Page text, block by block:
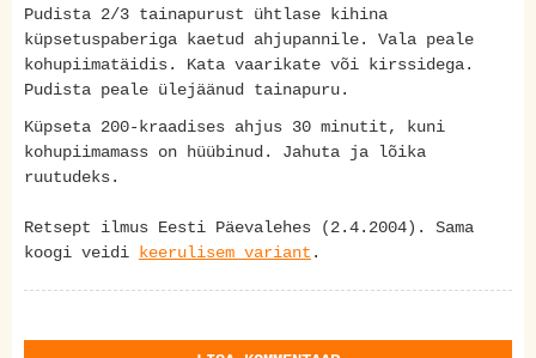
Pudista 2/3 tainapurust ühtlase kihina
küpsetuspaberiga kaetud ahjupannile. Vala peale
kohupiimatäidis. Kata vaarikate või kirssidega.
Pudista peale ülejäänud tainapuru.
Küpseta 200-kraadises ahjus 30 minutit, kuni
kohupiimamass on hüübinud. Jahuta ja lõika
ruutudeks.
Retsept ilmus Eesti Päevalehes (2.4.2004). Sama
koogi veidi keerulisem variant .